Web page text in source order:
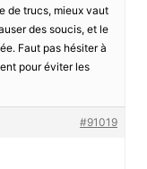
de trucs, mieux vaut
des soucis, et le
Faut pas hésiter à
pour éviter les
#91019